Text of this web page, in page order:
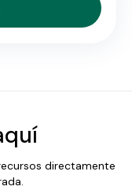
directamente